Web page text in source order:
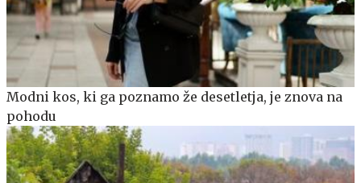
Modni kos, ki ga poznamo že desetletja, je znova na
pohodu